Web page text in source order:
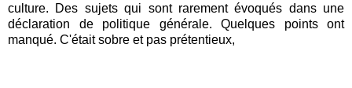
culture. Des sujets qui sont rarement évoqués dans une
déclaration de politique générale. Quelques points ont
manqué. C'était sobre et pas prétentieux,